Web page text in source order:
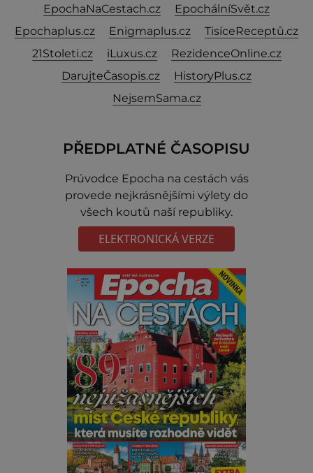
EpochaNaCestach.cz
EpochálníSvět.cz
Epochaplus.cz
Enigmaplus.cz
TisíceReceptů.cz
21Stoleti.cz
iLuxus.cz
RezidenceOnline.cz
DarujteČasopis.cz
HistoryPlus.cz
NejsemSama.cz
PŘEDPLATNÉ ČASOPISU
Prúvodce Epocha na cestách vás
provede nejkrásnějšími výlety do
všech koutů naší republiky.
ELEKTRONICKÁ VERZE